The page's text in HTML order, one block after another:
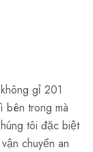
gỉ 201
bên trong mà
tôi đặc biệt
chuyển an